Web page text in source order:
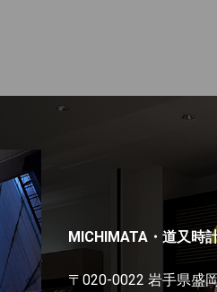
MICHIMATA・道又時
〒020-0022 岩手県盛